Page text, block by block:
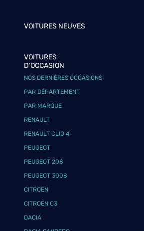
VOITURES NEUVES
VOITURES
D'OCCASION
NOS DERNIÈRES OCCASIONS
PAR DÉPARTEMENT
PAR MARQUE
RENAULT
RENAULT CLIO 4
PEUGEOT
PEUGEOT 208
PEUGEOT 3008
CITROËN
CITROËN C3
DACIA